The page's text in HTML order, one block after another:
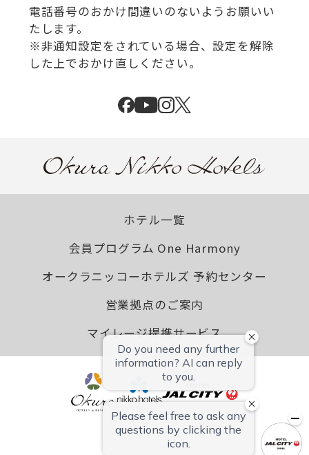
電話番号のおかけ間違いのないようお願いい
たします。
※非通知設定をされている場合、設定を解除
した上でおかけ直しください。
ホテル一覧
会員プログラム One Harmony
オークラニッコーホテルズ 予約センター
営業拠点のご案内
マイレージ提携サービス
Copyright ©